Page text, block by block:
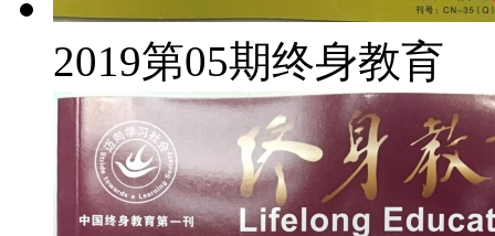
2019第05期终身教育